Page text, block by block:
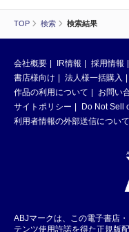
TOP 検索 検索結果
会社概要 IR情報 採用情報
書店様向け
法人様一括購入
作品の利用について
お問い
サイトポリシー
Do Not Sell
利用者情報の外部送信について
ABJマークは、この電子書店
テンツ使用許諾を得た正規版